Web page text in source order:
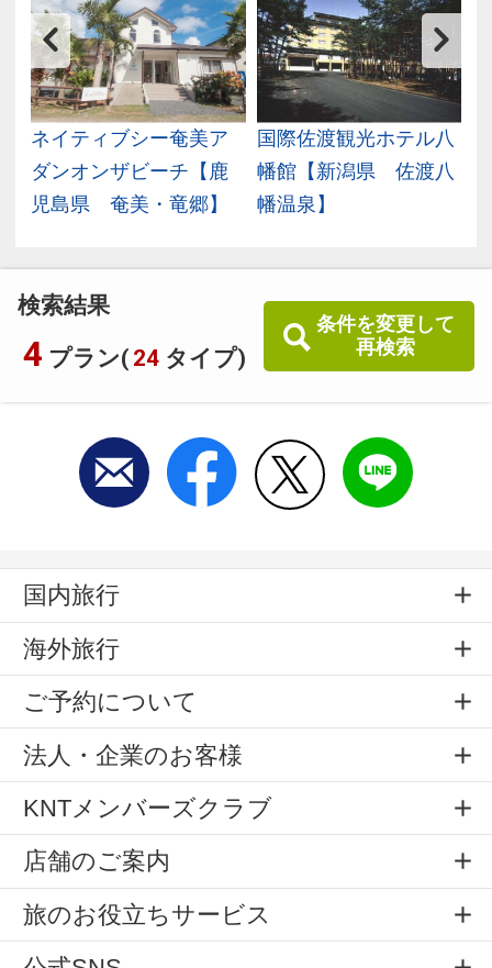
検索結果
4 プラン( 24 タイプ)
条件を変更して
再検索
ネイティブシー奄美ア
ダンオンザビーチ【鹿
児島県 奄美・竜郷】
国際佐渡観光ホテル八
幡館【新潟県 佐渡八
幡温泉】
国内旅行
海外旅行
ご予約について
法人・企業のお客様
KNTメンバーズクラブ
店舗のご案内
旅のお役立ちサービス